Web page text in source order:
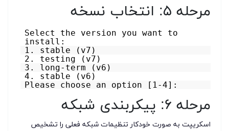
مرحله ۵: انتخاب نسخه
Select the version you want to
install:
1. stable (v7)
2. testing (v7)
3. long-term (v6)
4. stable (v6)
Please choose an option [1-4]:
مرحله ۶: پیکربندی شبکه
اسکریپت به صورت خودکار تنظیمات شبکه فعلی را تشخیص